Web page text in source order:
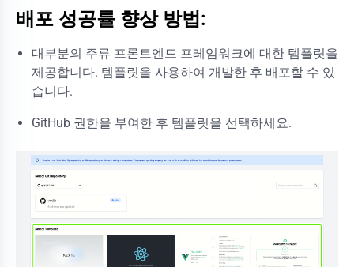
배포 성공률 향상 방법:
대부분의 주류 프론트엔드 프레임워크에 대한 템플릿을
제공합니다. 템플릿을 사용하여 개발한 후 배포할 수 있
습니다.
GitHub 권한을 부여한 후 템플릿을 선택하세요.